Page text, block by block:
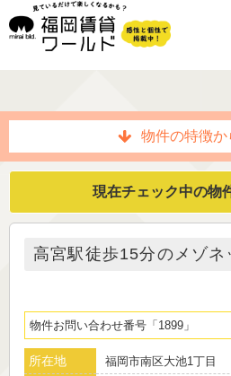
物件の特徴か
現在チェック中の物
高宮駅徒歩15分のメゾネ
物件お問い合わせ番号 1899
所在地 福岡市南区大池1丁目